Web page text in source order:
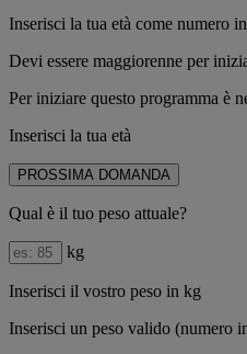
Inserisci la tua età come numero
Devi essere maggiorenne per
Per iniziare questo programma è
Inserisci la tua età
PROSSIMA DOMANDA
Qual è il tuo peso attuale?
kg
Inserisci il vostro peso in kg
Inserisci un peso valido (numero